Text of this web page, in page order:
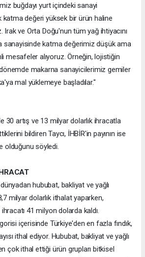
buğdayı yurt içindeki sanayi
değeri yüksek bir ürün haline
ve Orta Doğu'nun tüm yağ ihtiyacını
sanayisinde katma değerimiz düşük ama
mesafeler alıyoruz. Örneğin, lojistiğin
makarna sanayicilerimiz gemiler
mal yüklemeye başladılar."
30 artış ve 13 milyar dolarlık ihracatla
bildiren Taycı, İHBİR'in payının ise
olduğunu söyledi.
hububat, bakliyat ve yağlı
milyar dolarlık ithalat yaparken,
41 milyon dolarda kaldı.
içerisinde Türkiye'den en fazla fındık,
ithal ediyor. Hububat, bakliyat ve yağlı
çok ithal ettiği ürün grupları bitkisel